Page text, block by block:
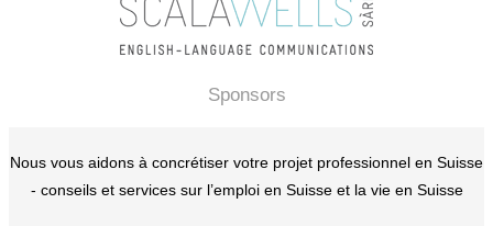
Sponsors
Nous vous aidons à concrétiser votre projet professionnel en Suisse
- conseils et services sur l’emploi en Suisse et la vie en Suisse